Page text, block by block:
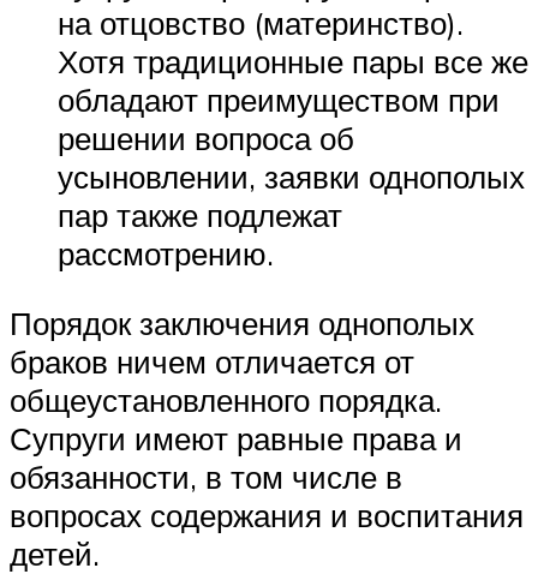
на отцовство (материнство).
Хотя традиционные пары все же
обладают преимуществом при
решении вопроса об
усыновлении, заявки однополых
пар также подлежат
рассмотрению.
Порядок заключения однополых
браков ничем отличается от
общеустановленного порядка.
Супруги имеют равные права и
обязанности, в том числе в
вопросах содержания и воспитания
детей.